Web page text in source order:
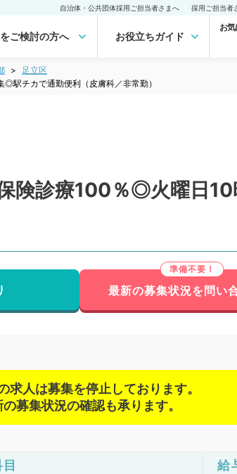
自治体・公共団体採用ご担当者さまへ 採用ご担当者
ご検討の方へ お役立ちガイド
お
足立区
駅チカで通勤便利（皮膚科／非常勤）
険診療100％◎火曜日
最新の募集状況を問い
求人は募集を停止しております。
募集状況の確認も承ります。
給